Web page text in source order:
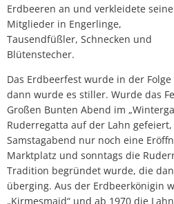
Erdbeeren an und verkleidete seine
Mitglieder in Engerlinge,
Tausendfüßler, Schnecken und
Blütenstecher.
Das Erdbeerfest wurde in der
dann wurde es stiller. Wurde das
Großen Bunten Abend im
Ruderregatta auf der Lahn gefeiert,
Samstagabend nur noch eine
Marktplatz und sonntags die
Tradition begründet wurde, die
überging. Aus der Erdbeerkönigin
„Kirmesmaid“ und ab 1970 die